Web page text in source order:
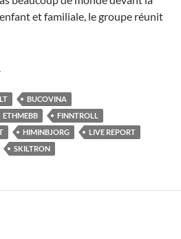
et familiale, le groupe réunit
Pagan Fest XI – Jour 2
BUCOVINA
ETHMEBB
FINNTROLL
HIMINBJORG
LIVE REPORT
SKILTRON